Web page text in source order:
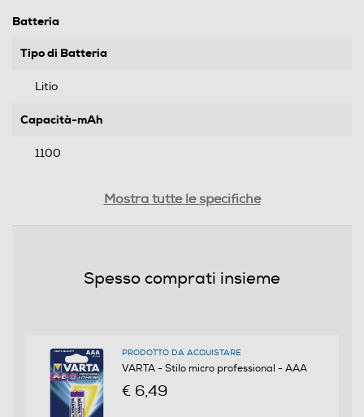
Batteria
Tipo di Batteria
Litio
Capacità-mAh
1100
Mostra tutte le specifiche
Spesso comprati insieme
PRODOTTO DA ACQUISTARE
VARTA - Stilo micro professional - AAA
€ 6,49